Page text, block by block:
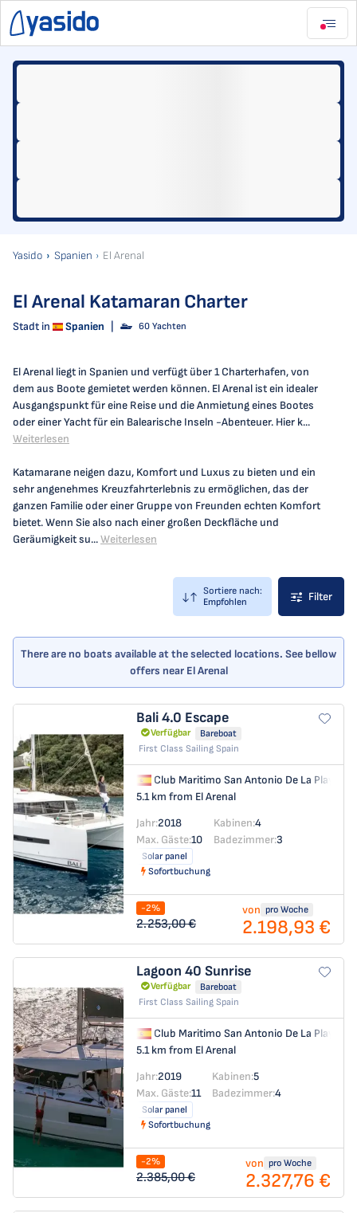
Yasido Spanien El Arenal
El Arenal Katamaran Charter
Stadt in Spanien 60 Yachten
El Arenal liegt in Spanien und verfügt über 1 Charterhafen, von
dem aus Boote gemietet werden können. El Arenal ist ein idealer
Ausgangspunkt für eine Reise und die Anmietung eines Bootes
oder einer Yacht für ein Balearische Inseln -Abenteuer. Hier k...
Weiterlesen
Katamarane neigen dazu, Komfort und Luxus zu bieten und ein
sehr angenehmes Kreuzfahrterlebnis zu ermöglichen, das der
ganzen Familie oder einer Gruppe von Freunden echten Komfort
bietet. Wenn Sie also nach einer großen Deckfläche und
Geräumigkeit su...Weiterlesen
Sortiere nach:
Empfohlen
Filter
There are no boats available at the selected locations. See bellow
offers near El Arenal
Bali 4.0 Escape
Verfügbar
Bareboat
First Class Sailing Spain
Club Maritimo San Antonio De La Playa
5.1 km from El Arenal
Jahr:2018 Kabinen:4
Max. Gäste:10 Badezimmer:3
Solar panel
Sofortbuchung
-2%
2.253,00 €
von pro Woche
2.198,93 €
Lagoon 40 Sunrise
Verfügbar
Bareboat
First Class Sailing Spain
Club Maritimo San Antonio De La Playa
5.1 km from El Arenal
Jahr:2019 Kabinen:5
Max. Gäste:11 Badezimmer:4
Solar panel
Sofortbuchung
-2%
2.385,00 €
von pro Woche
2.327,76 €